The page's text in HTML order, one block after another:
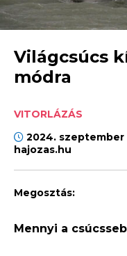
Világcsúcs
módra
VITORLÁZÁS
2024. szeptember
hajozas.hu
Megosztás:
Mennyi a